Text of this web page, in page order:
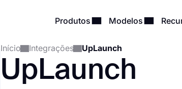
Produtos Modelos
Início Integrações UpLaunch
UpLaunch